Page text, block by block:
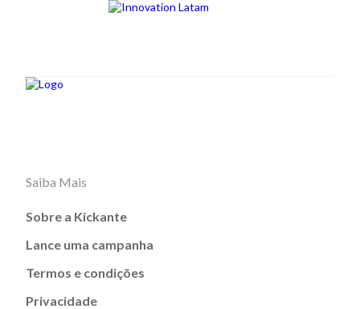
Saiba Mais
Sobre a Kickante
Lance uma campanha
Termos e condições
Privacidade